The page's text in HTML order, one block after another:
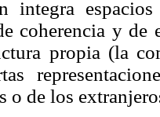
integra
coherencia y de
propia (la
o de los